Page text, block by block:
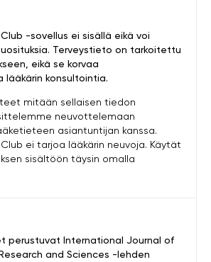
perustuvat International Journal of
and Sciences -lehden
-sovellus ei sisällä eikä voi
Terveystieto on tarkoitettu
eikä se korvaa
konsultointia.
teet mitään sellaisen tiedon
neuvottelemaan
asiantuntijan kanssa.
ei tarjoa lääkärin neuvoja. Käytät
sisältöön täysin omalla